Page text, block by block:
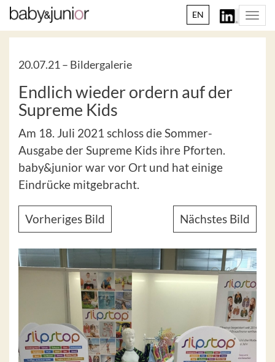
EN
20.07.21 – Bildergalerie
Endlich wieder ordern auf der
Supreme Kids
Am 18. Juli 2021 schloss die Sommer-
Ausgabe der Supreme Kids ihre Pforten.
baby&junior war vor Ort und hat einige
Eindrücke mitgebracht.
Vorheriges Bild Nächstes Bild